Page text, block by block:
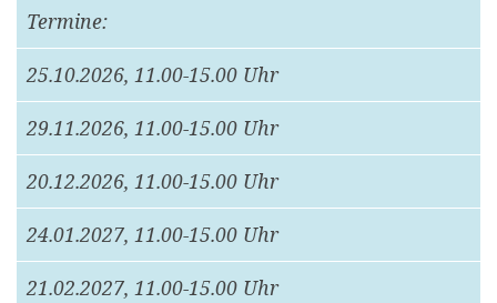
Termine:
25.10.2026, 11.00-15.00 Uhr
29.11.2026, 11.00-15.00 Uhr
20.12.2026, 11.00-15.00 Uhr
24.01.2027, 11.00-15.00 Uhr
21.02.2027, 11.00-15.00 Uhr